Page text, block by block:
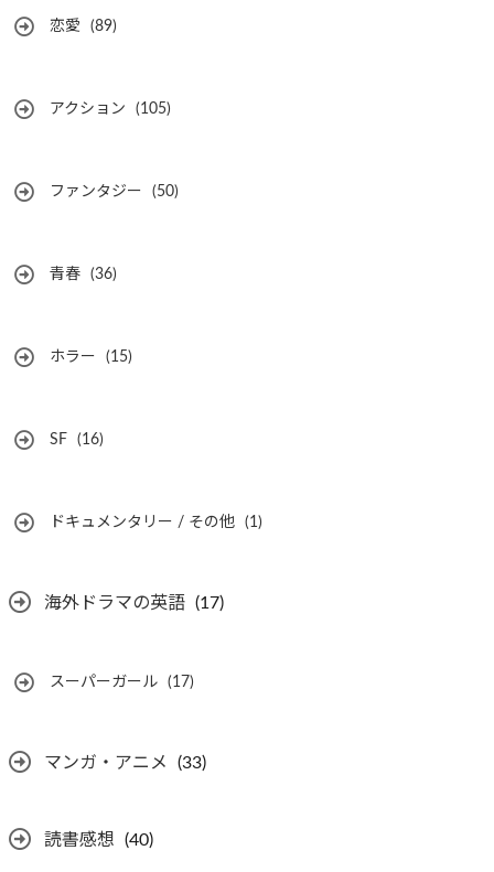
恋愛 (89)
アクション (105)
ファンタジー (50)
青春 (36)
ホラー (15)
SF (16)
ドキュメンタリー / その他 (1)
海外ドラマの英語 (17)
スーパーガール (17)
マンガ・アニメ (33)
読書感想 (40)